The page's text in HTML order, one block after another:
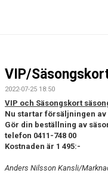
KALENDER
KONTAKT
SPONSORER
VIP/
2022-07-25 18:50
VIP och Säsongskort
Nu startar försäljningen av
Gör din beställning av
telefon 0411-748 00
Kostnaden är 1 495:-
Anders Nilsson Kansli/